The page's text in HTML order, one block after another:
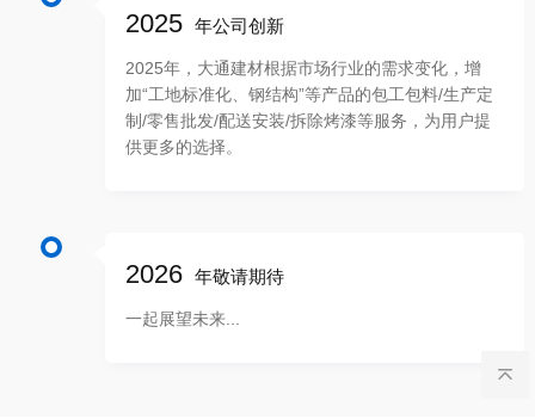
2025 年公司创新
2025年，大通建材根据市场行业的需求变化，增
加“工地标准化、钢结构”等产品的包工包料/生产定
制/零售批发/配送安装/拆除烤漆等服务，为用户提
供更多的选择。
2026 年敬请期待
一起展望未来...